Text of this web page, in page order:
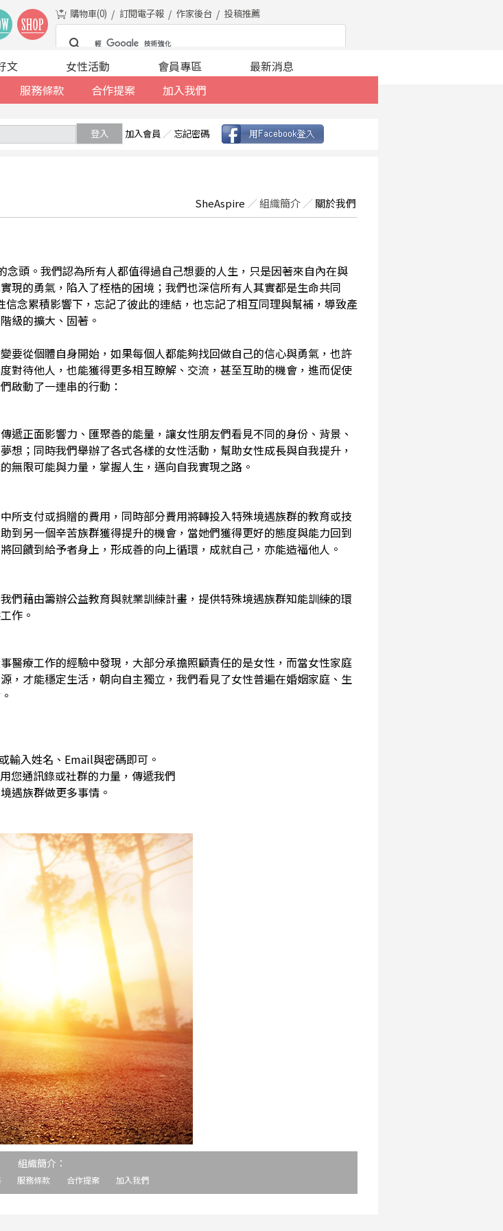
購物車(0) 訂閱電子報 作家後台 投稿推薦
服務條款 合作提案 加入我們
文 女性活動 會員專區 最新消息
登入 加入會員 ／ 忘記密碼
SheAspire ／組織簡介 ／ 關於我們
念頭。我們認為所有人都值得過自己想要的人生，只是因著來自內在與
現的勇氣，陷入了桎梏的困境；我們也深信所有人其實都是生命共同
念累積影響下，忘記了彼此的連結，也忘記了相互同理與幫補，導致產
級的擴大、固著。
要從個體自身開始，如果每個人都能夠找回做自己的信心與勇氣，也許
對待他人，也能獲得更多相互瞭解、交流，甚至互助的機會，進而促使
啟動了一連串的行動：
遞正面影響力、匯聚善的能量，讓女性朋友們看見不同的身份、背景、
；同時我們舉辦了各式各樣的女性活動，幫助女性成長與自我提升，
無限可能與力量，掌握人生，邁向自我實現之路。
所支付或捐贈的費用，同時部分費用將轉投入特殊境遇族群的教育或技
到另一個辛苦族群獲得提升的機會，當她們獲得更好的態度與能力回到
回饋到給予者身上，形成善的向上循環，成就自己，亦能造福他人。
們藉由籌辦公益教育與就業訓練計畫，提供特殊境遇族群知能訓練的環
作。
醫療工作的經驗中發現，大部分承擔照顧責任的是女性，而當女性家庭
，才能穩定生活，朝向自主獨立，我們看見了女性普遍在婚姻家庭、生
輸入姓名、Email與密碼即可。
您通訊錄或社群的力量，傳遞我們
遇族群做更多事情。
組織簡介：
服務條款 合作提案 加入我們